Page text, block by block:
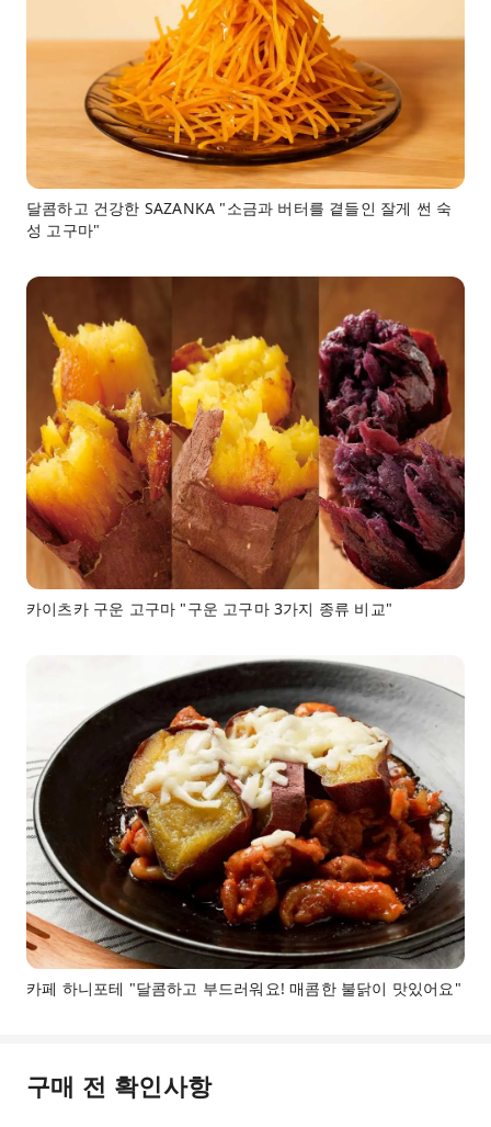
달콤하고 건강한 SAZANKA "소금과 버터를 곁들인 잘게 썬 숙
성 고구마"
카이츠카 구운 고구마 "구운 고구마 3가지 종류 비교"
카페 하니포테 "달콤하고 부드러워요! 매콤한 불닭이 맛있어요"
구매 전 확인사항